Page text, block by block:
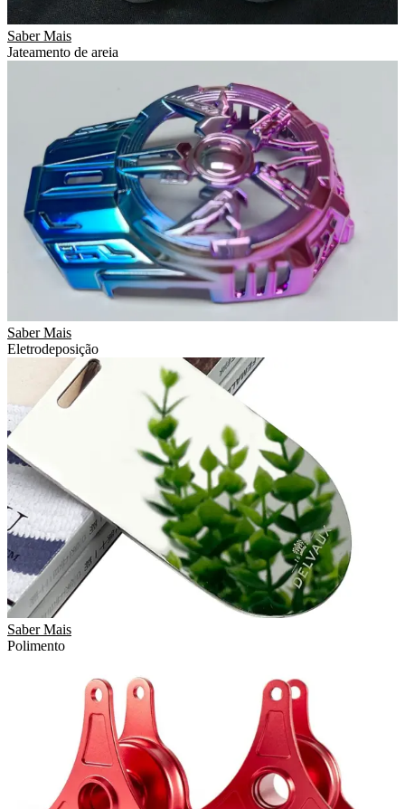
Saber Mais
Jateamento de areia
Saber Mais
Eletrodeposição
Saber Mais
Polimento